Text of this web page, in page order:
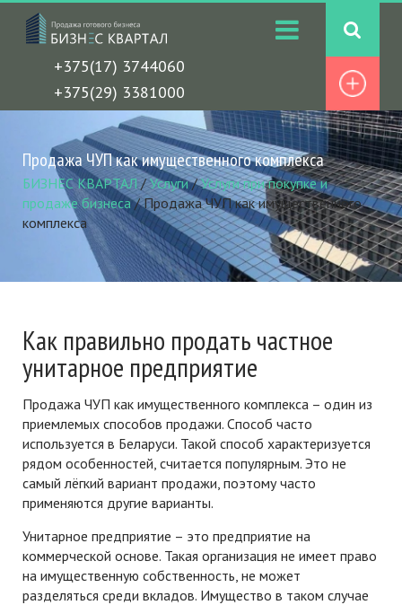
+375(17) 3744060
+375(29) 3381000
Продажа ЧУП как имущественного комплекса
БИЗНЕС КВАРТАЛ/Услуги/Услуги при покупке и
продаже бизнеса/Продажа ЧУП как имущественного
комплекса
Как правильно продать частное
унитарное предприятие
Продажа ЧУП как имущественного комплекса – один из
приемлемых способов продажи. Способ часто
используется в Беларуси. Такой способ характеризуется
рядом особенностей, считается популярным. Это не
самый лёгкий вариант продажи, поэтому часто
применяются другие варианты.
Унитарное предприятие – это предприятие на
коммерческой основе. Такая организация не имеет право
на имущественную собственность, не может
разделяться среди вкладов. Имущество в таком случае